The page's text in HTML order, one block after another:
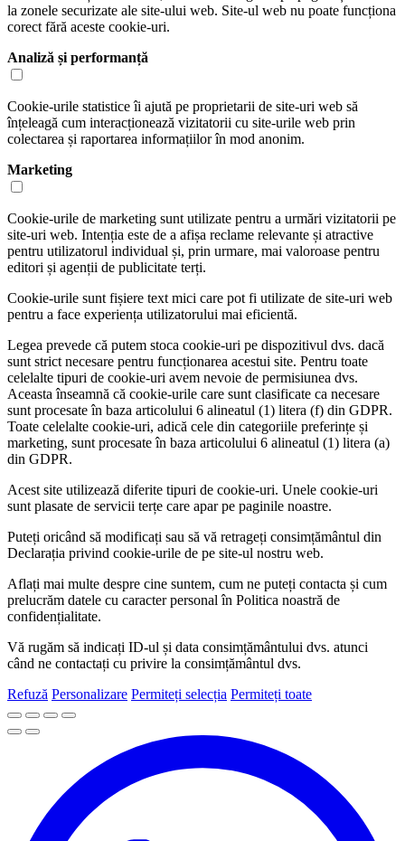
la zonele securizate ale site-ului web. Site-ul web nu poate funcționa
corect fără aceste cookie-uri.
Analiză și performanță
Cookie-urile statistice îi ajută pe proprietarii de site-uri web să
înțeleagă cum interacționează vizitatorii cu site-urile web prin
colectarea și raportarea informațiilor în mod anonim.
Marketing
Cookie-urile de marketing sunt utilizate pentru a urmări vizitatorii pe
site-uri web. Intenția este de a afișa reclame relevante și atractive
pentru utilizatorul individual și, prin urmare, mai valoroase pentru
editori și agenții de publicitate terți.
Cookie-urile sunt fișiere text mici care pot fi utilizate de site-uri web
pentru a face experiența utilizatorului mai eficientă.
Legea prevede că putem stoca cookie-uri pe dispozitivul dvs. dacă
sunt strict necesare pentru funcționarea acestui site. Pentru toate
celelalte tipuri de cookie-uri avem nevoie de permisiunea dvs.
Aceasta înseamnă că cookie-urile care sunt clasificate ca necesare
sunt procesate în baza articolului 6 alineatul (1) litera (f) din GDPR.
Toate celelalte cookie-uri, adică cele din categoriile preferințe și
marketing, sunt procesate în baza articolului 6 alineatul (1) litera (a)
din GDPR.
Acest site utilizează diferite tipuri de cookie-uri. Unele cookie-uri
sunt plasate de servicii terțe care apar pe paginile noastre.
Puteți oricând să modificați sau să vă retrageți consimțământul din
Declarația privind cookie-urile de pe site-ul nostru web.
Aflați mai multe despre cine suntem, cum ne puteți contacta și cum
prelucrăm datele cu caracter personal în Politica noastră de
confidențialitate.
Vă rugăm să indicați ID-ul și data consimțământului dvs. atunci
când ne contactați cu privire la consimțământul dvs.
Refuză Personalizare Permiteți selecția Permiteți toate